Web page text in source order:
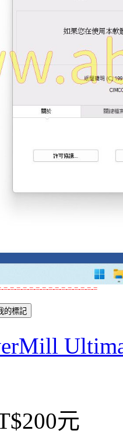
=-=-=-=-=-=-=-=-=-=-=-=-=-=
元